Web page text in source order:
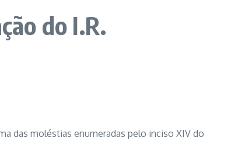
do I.R.
das moléstias enumeradas pelo inciso XIV do